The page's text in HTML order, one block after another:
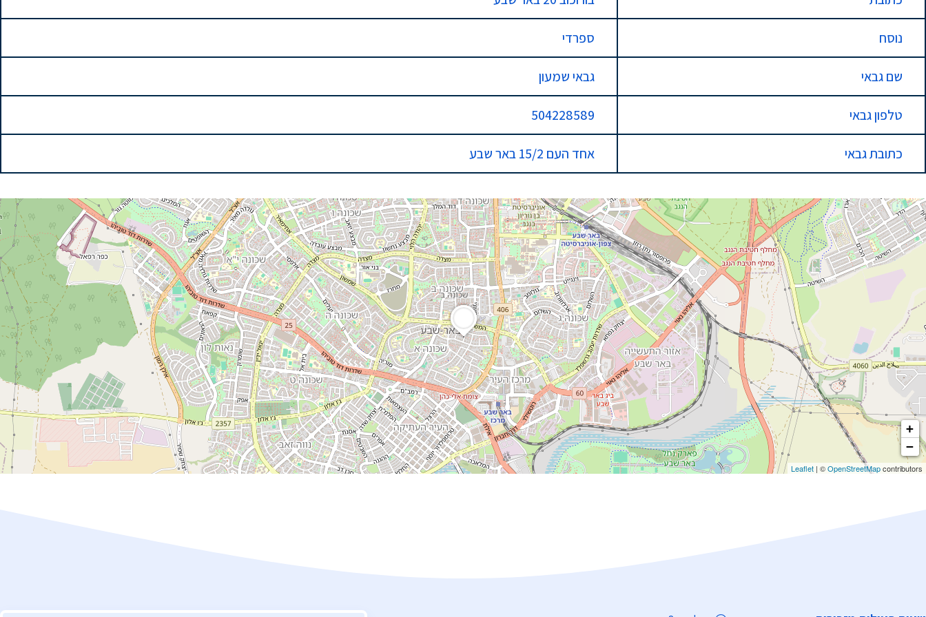
נוסח ספרדי
שם גבאי גבאי שמעון
טלפון גבאי 504228589
כתובת גבאי אחד העם 15/2 באר שבע
+
−
Leaflet | ©OpenStreetMapcontributors